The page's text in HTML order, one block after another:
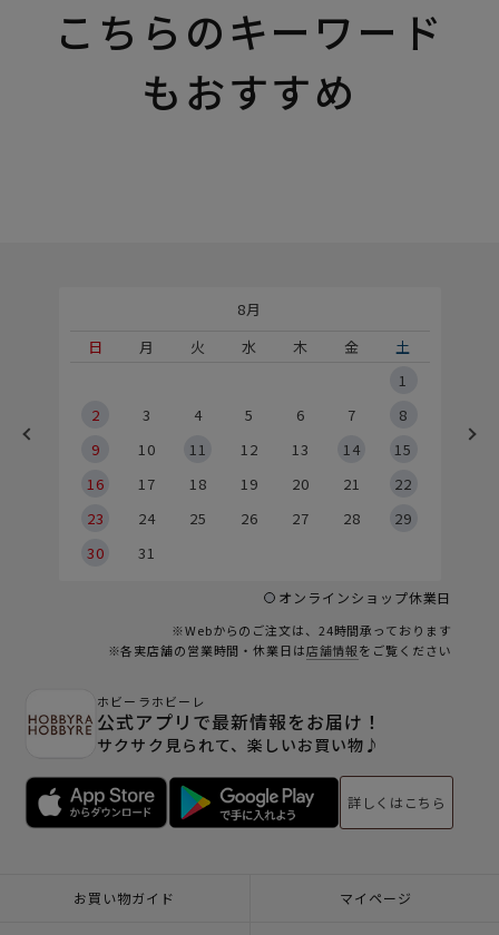
こちらのキーワード
もおすすめ
8月
日
月 火 水 木 金
土
1
2
3 4 5 6 7
8
9
10 11 12 13 14
15
16
17 18 19 20 21
22
23
24 25 26 27 28
29
30
31
オンラインショップ休業日
※Webからのご注文は、24時間承っております
※各実店舗の営業時間・休業日は店舗情報をご覧ください
ホビーラホビーレ
公式アプリで最新情報をお届け！
サクサク見られて、楽しいお買い物♪
詳しくはこちら
お買い物ガイド マイページ